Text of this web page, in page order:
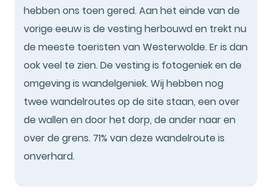
hebben ons toen gered. Aan het einde van de
vorige eeuw is de vesting herbouwd en trekt nu
de meeste toeristen van Westerwolde. Er is dan
ook veel te zien. De vesting is fotogeniek en de
omgeving is wandelgeniek. Wij hebben nog
twee wandelroutes op de site staan, een over
de wallen en door het dorp, de ander naar en
over de grens. 71% van deze wandelroute is
onverhard.